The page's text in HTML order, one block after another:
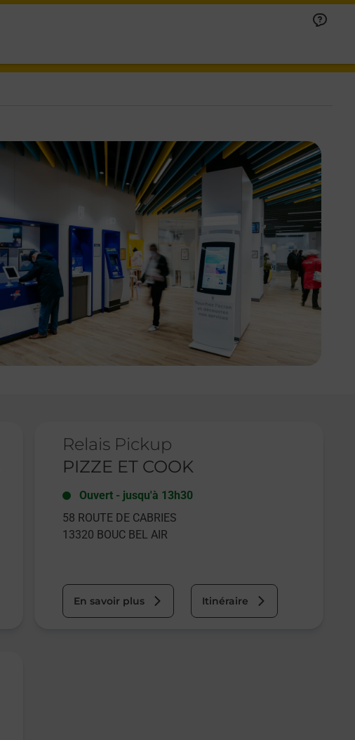
Relais Pickup
PIZZE ET COOK
Ouvert - jusqu'à 13h30
58 ROUTE DE CABRIES
13320 BOUC BEL AIR
En savoir plus Itinéraire